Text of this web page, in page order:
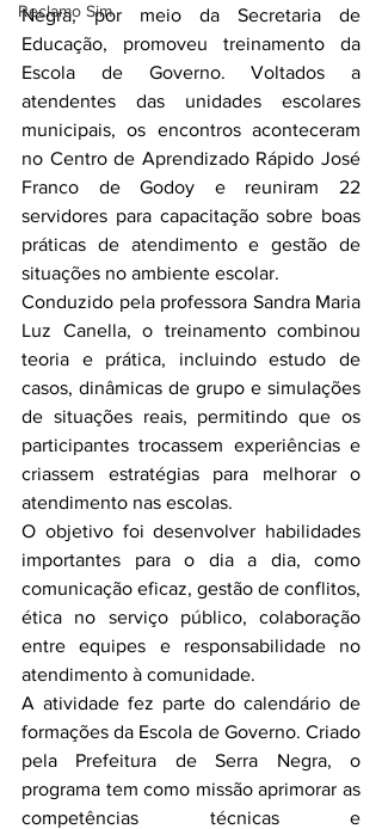
Reclamo Sim
Negra, por meio da Secretaria de
Educação, promoveu treinamento da
Escola de Governo. Voltados a
atendentes das unidades escolares
municipais, os encontros aconteceram
no Centro de Aprendizado Rápido José
Franco de Godoy e reuniram 22
servidores para capacitação sobre boas
práticas de atendimento e gestão de
situações no ambiente escolar.
Conduzido pela professora Sandra Maria
Luz Canella, o treinamento combinou
teoria e prática, incluindo estudo de
casos, dinâmicas de grupo e simulações
de situações reais, permitindo que os
participantes trocassem experiências e
criassem estratégias para melhorar o
atendimento nas escolas.
O objetivo foi desenvolver habilidades
importantes para o dia a dia, como
comunicação eficaz, gestão de conflitos,
ética no serviço público, colaboração
entre equipes e responsabilidade no
atendimento à comunidade.
A atividade fez parte do calendário de
formações da Escola de Governo. Criado
pela Prefeitura de Serra Negra, o
programa tem como missão aprimorar as
competências técnicas e